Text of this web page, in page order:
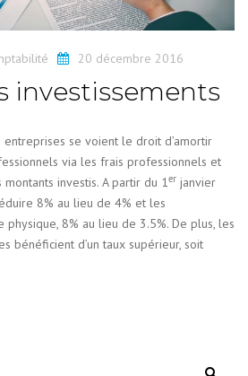
20 décembre 2016
investissements
entreprises se voient le droit d’amortir
via les frais professionnels et
investis. A partir du 1er janvier
8% au lieu de 4% et les
8% au lieu de 3.5%. De plus, les
bénéficient d’un taux supérieur, soit